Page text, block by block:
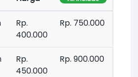
Rp.
400.000
Rp. 750.000
Rp.
450.000
Rp. 900.000